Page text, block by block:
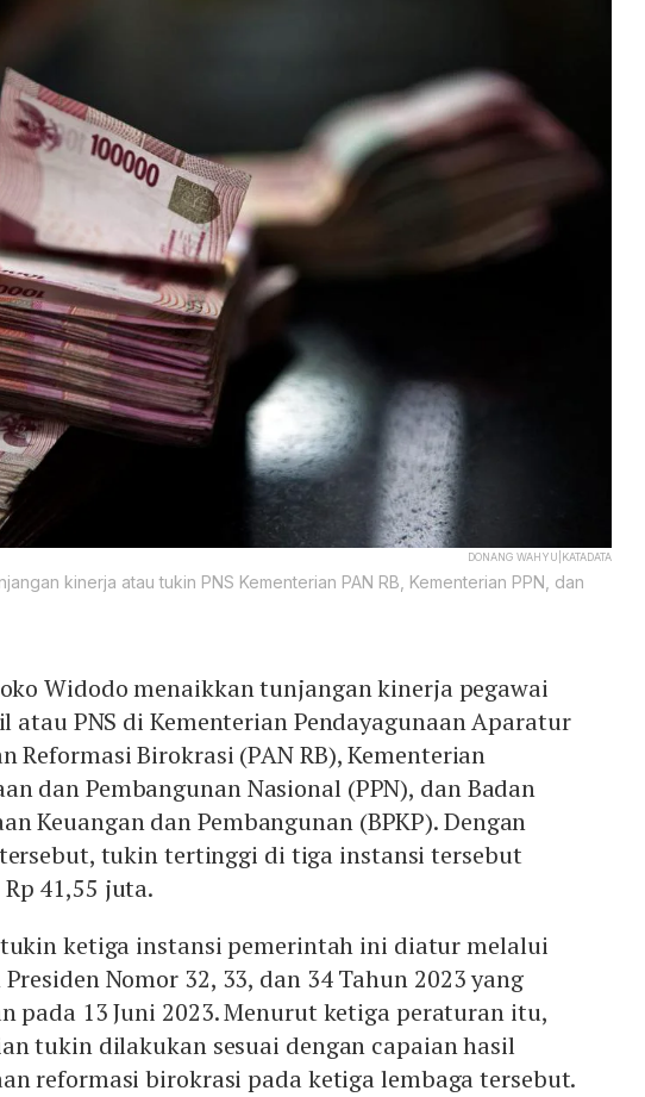
DONANG WAHYU|KATADATA
kinerja atau tukin PNS Kementerian PAN RB, Kementerian PPN, dan
Widodo menaikkan tunjangan kinerja pegawai
atau PNS di Kementerian Pendayagunaan Aparatur
Reformasi Birokrasi (PAN RB), Kementerian
dan Pembangunan Nasional (PPN), dan Badan
Keuangan dan Pembangunan (BPKP). Dengan
tukin tertinggi di tiga instansi tersebut
41,55 juta.
ketiga instansi pemerintah ini diatur melalui
Nomor 32, 33, dan 34 Tahun 2023 yang
pada 13 Juni 2023. Menurut ketiga peraturan itu,
tukin dilakukan sesuai dengan capaian hasil
reformasi birokrasi pada ketiga lembaga tersebut.